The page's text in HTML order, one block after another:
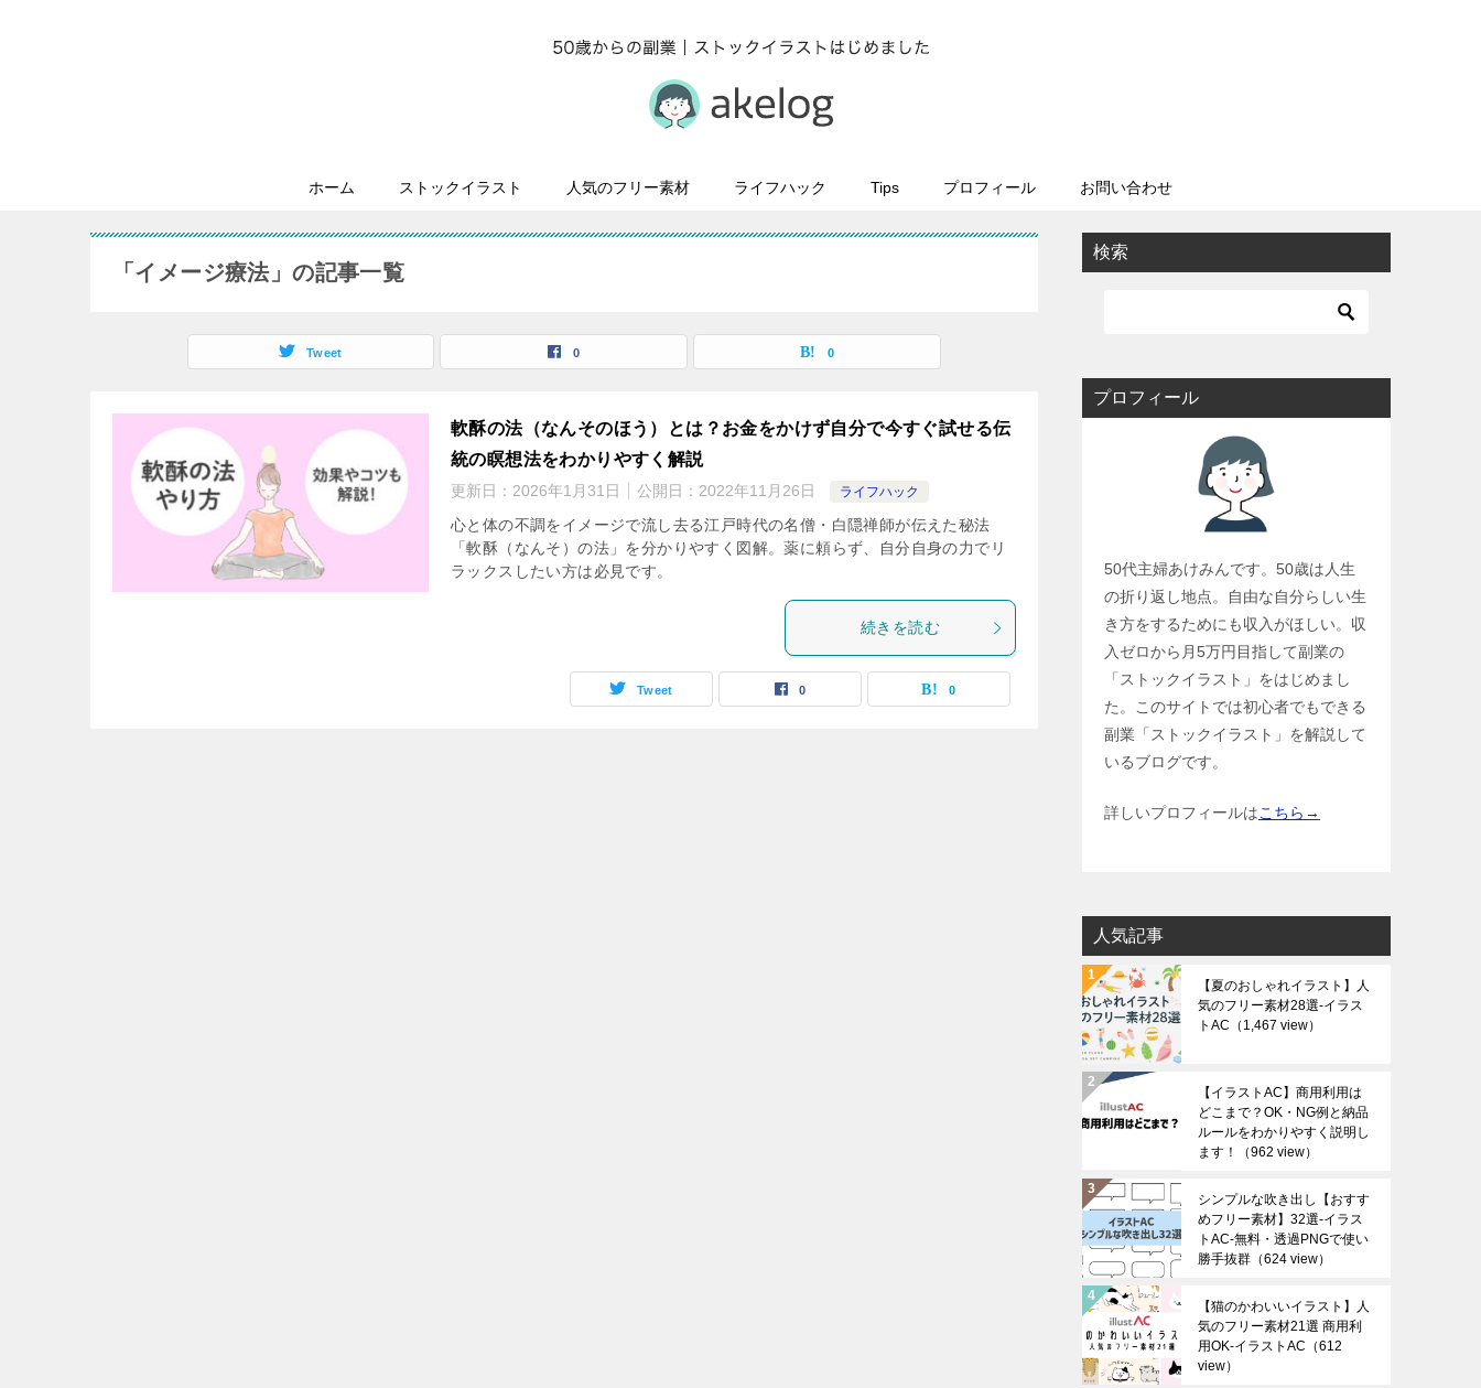
ホーム ストックイラスト 人気のフリー素材 ライフハック Tips プロフィール お問い合わせ
「イメージ療法」の記事一覧
Tweet 0 0
軟酥の法（なんそのほう）とは？お金をかけず自分で今すぐ試せる伝
統の瞑想法をわかりやすく解説
更新日： 2026年1月31日 公開日： 2022年11月26日 ライフハック
心と体の不調をイメージで流し去る江戸時代の名僧・白隠禅師が伝えた秘法
「軟酥（なんそ）の法」を分かりやすく図解。薬に頼らず、自分自身の力でリ
ラックスしたい方は必見です。
続きを読む
Tweet 0 0
検索
プロフィール
50代主婦あけみんです。50歳は人生
の折り返し地点。自由な自分らしい生
き方をするためにも収入がほしい。収
入ゼロから月5万円目指して副業の
「ストックイラスト」をはじめまし
た。このサイトでは初心者でもできる
副業「ストックイラスト」を解説して
いるブログです。
詳しいプロフィールはこちら→
人気記事
【夏のおしゃれイラスト】人
気のフリー素材28選-イラス
トAC （1,467 view）
【イラストAC】商用利用は
どこまで？OK・NG例と納品
ルールをわかりやすく説明し
ます！
（962 view）
シンプルな吹き出し【おすす
めフリー素材】32選-イラス
トAC-無料・透過PNGで使い
勝手抜群 （624 view）
【猫のかわいいイラスト】人
気のフリー素材21選 商用利
用OK-イラストAC （612
view）